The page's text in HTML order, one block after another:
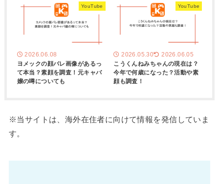
YouTube
2026.06.08
ヨメックの顔バレ画像があるっ
て本当？素顔を調査！元キャバ
嬢の噂についても
YouTube
2026.05.30 2026.06.05
こうくんねみちゃんの現在は？
今年で何歳になった？活動や素
顔も調査！
※当サイトは、海外在住者に向けて情報を発信していま
す。